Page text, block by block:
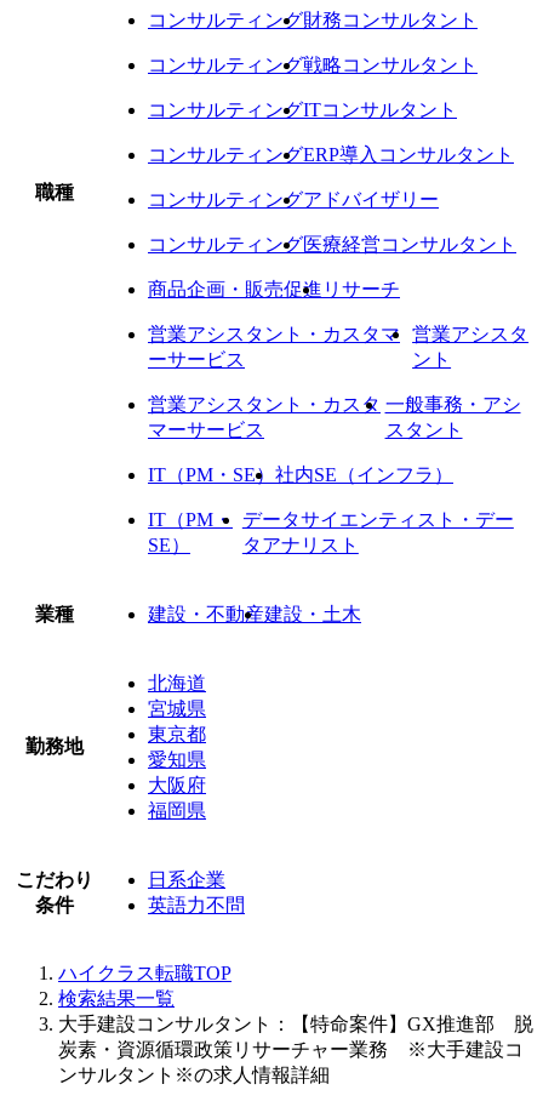
職種
コンサルティング財務コンサルタント
コンサルティング戦略コンサルタント
コンサルティングITコンサルタント
コンサルティングERP導入コンサルタント
コンサルティングアドバイザリー
コンサルティング医療経営コンサルタント
商品企画・販売促進 リサーチ
営業アシスタント・カスタマ
ーサービス
営業アシスタ
ント
営業アシスタント・カスタ
マーサービス
一般事務・アシ
スタント
IT（PM・SE） 社内SE（インフラ）
IT（PM・
SE）
データサイエンティスト・デー
タアナリスト
業種 建設・不動産建設・土木
勤務地
北海道
宮城県
東京都
愛知県
大阪府
福岡県
こだわり
条件
日系企業
英語力不問
ハイクラス転職TOP
検索結果一覧
大手建設コンサルタント：【特命案件】GX推進部 脱
炭素・資源循環政策リサーチャー業務 ※大手建設コ
ンサルタント※の求人情報詳細